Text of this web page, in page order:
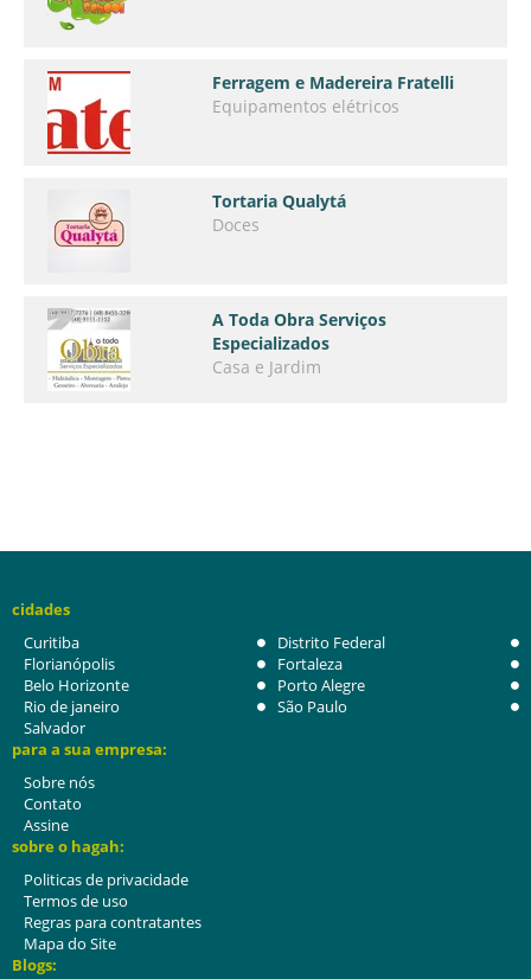
Ferragem e Madereira Fratelli
Equipamentos elétricos
Tortaria Qualytá
Doces
A Toda Obra Serviços
Especializados
Casa e Jardim
cidades
Curitiba
Distrito Federal
Florianópolis
Fortaleza
Belo Horizonte
Porto Alegre
Rio de janeiro
São Paulo
Salvador
para a sua empresa:
Sobre nós
Contato
Assine
sobre o hagah:
Politicas de privacidade
Termos de uso
Regras para contratantes
Mapa do Site
Blogs: